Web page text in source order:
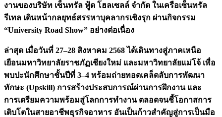
งานของบริษัท เซ็นทรัล ฟู้ด โฮลเซลล์ จำกัด ในเครือเซ็นทรัล
รีเทล เดินหน้ากลยุทธ์สรรหาบุคลากรเชิงรุก ผ่านกิจกรรม
“University Road Show” อย่างต่อเนื่อง
ล่าสุด เมื่อวันที่ 27–28 สิงหาคม 2568 ได้เดินทางสู่ภาคเหนือ
เยือนมหาวิทยาลัยราชภัฏเชียงใหม่ และมหาวิทยาลัยแม่โจ้ เพื่อ
พบปะนักศึกษาชั้นปีที่ 3–4 พร้อมถ่ายทอดเคล็ดลับการพัฒนา
ทักษะ (Upskill) การสร้างประสบการณ์ผ่านการฝึกงาน และ
การเตรียมความพร้อมสู่โลกการทำงาน ตลอดจนชี้โอกาสการ
เติบโตในสายอาชีพธุรกิจอาหาร อันเป็นก้าวสำคัญสู่การเป็นมือ